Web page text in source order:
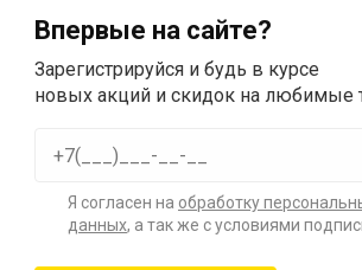
Впервые на сайте?
Зарегистрируйся и будь в курсе
новых акций и скидок на любимые
Я согласен на обработку
данных, а так же с условиями